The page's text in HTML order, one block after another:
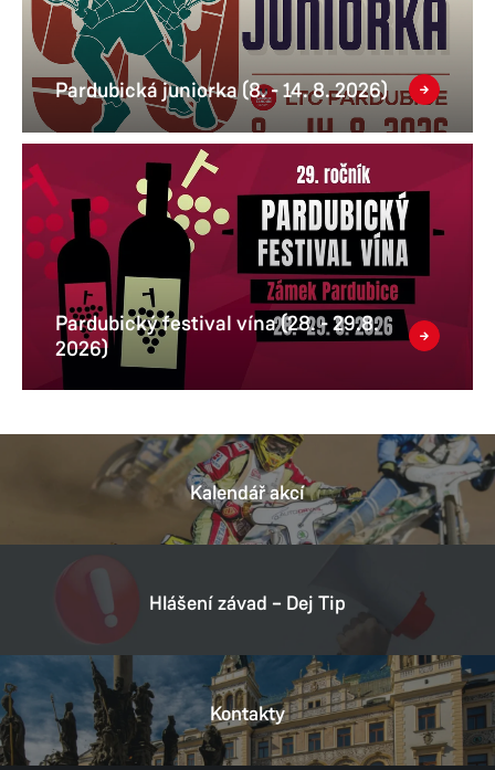
Pardubická juniorka (8. - 14. 8. 2026)
Pardubický festival vína (28. - 29.8.
2026)
Kalendář akcí
Hlášení závad – Dej Tip
Kontakty